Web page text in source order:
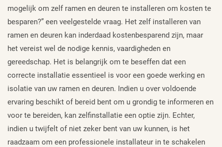
mogelijk om zelf ramen en deuren te installeren om kosten te
besparen?” een veelgestelde vraag. Het zelf installeren van
ramen en deuren kan inderdaad kostenbesparend zijn, maar
het vereist wel de nodige kennis, vaardigheden en
gereedschap. Het is belangrijk om te beseffen dat een
correcte installatie essentieel is voor een goede werking en
isolatie van uw ramen en deuren. Indien u over voldoende
ervaring beschikt of bereid bent om u grondig te informeren en
voor te bereiden, kan zelfinstallatie een optie zijn. Echter,
indien u twijfelt of niet zeker bent van uw kunnen, is het
raadzaam om een professionele installateur in te schakelen